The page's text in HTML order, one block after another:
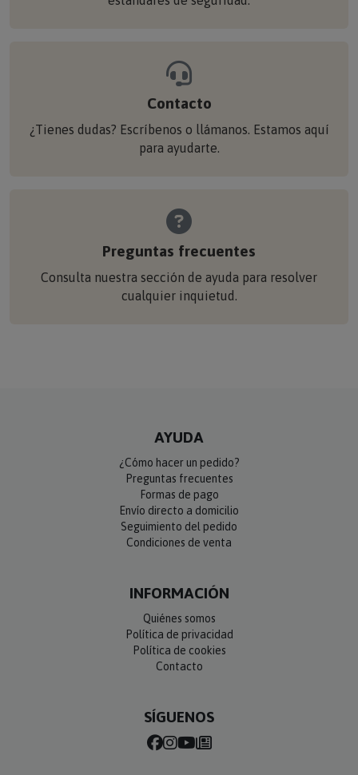
Contacto
¿Tienes dudas? Escríbenos o llámanos. Estamos aquí
para ayudarte.
Preguntas frecuentes
Consulta nuestra sección de ayuda para resolver
cualquier inquietud.
AYUDA
¿Cómo hacer un pedido?
Preguntas frecuentes
Formas de pago
Envío directo a domicilio
Seguimiento del pedido
Condiciones de venta
INFORMACIÓN
Quiénes somos
Política de privacidad
Política de cookies
Contacto
SÍGUENOS